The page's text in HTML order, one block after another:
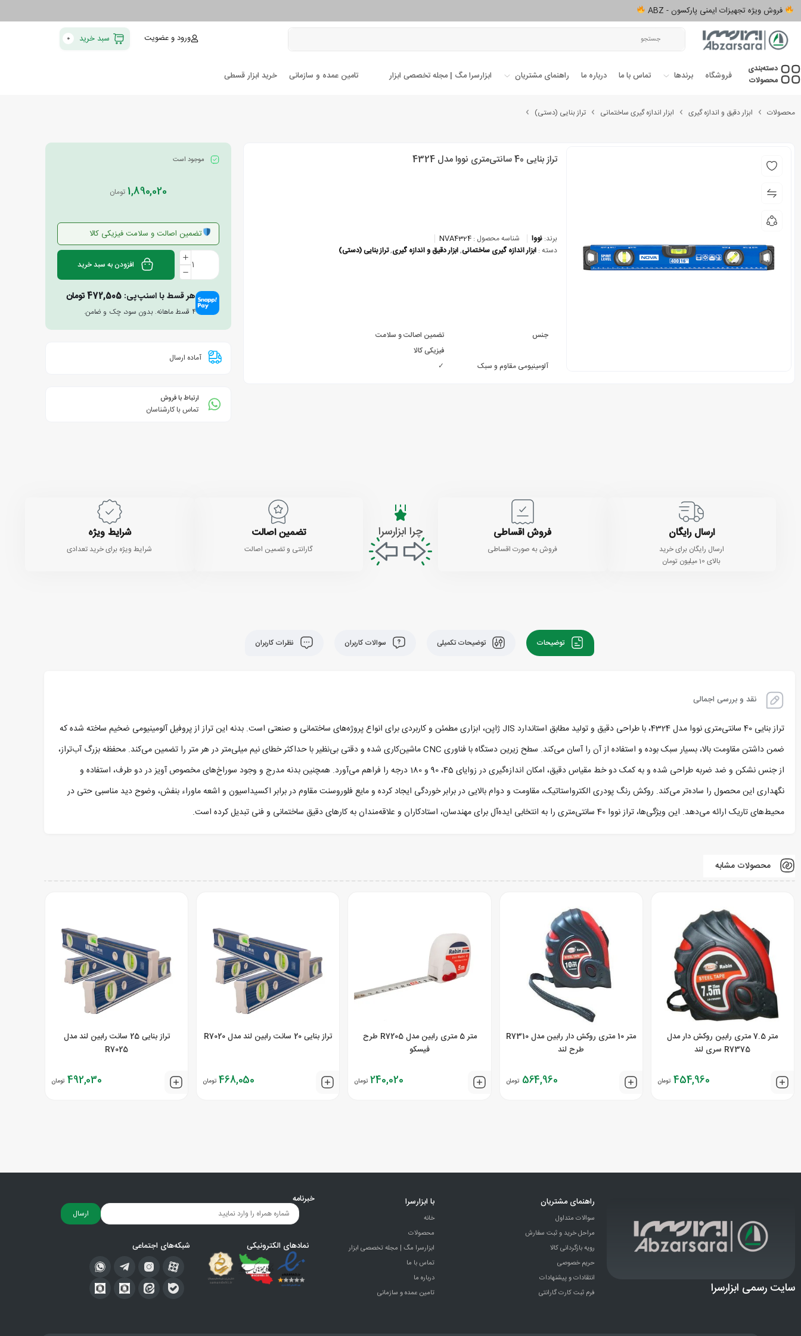
فروش ویژه تجهیزات ایمنی پارکسون - ABZ
ورود و عضویت سبد خرید 0
دسته‌بندی‌
محصولات
فروشگاه برندها تماس با ما درباره ما راهنمای مشتریان ابزارسرا مگ | مجله تخصصی ابزار تامین عمده و سازمانی خرید ابزار قسطی
محصولات ابزار دقیق و اندازه گیری ابزار اندازه گیری ساختمانی تراز بنایی (دستی)
تراز بنایی 40 سانتی‌متری نووا مدل 4324
برند: نووا شناسه محصول : NVA4324
دسته : ابزار اندازه گیری ساختمانی,ابزار دقیق و اندازه گیری,تراز بنایی (دستی)
جنس
آلومینیومی مقاوم و سبک
تضمین اصالت و سلامت
فیزیکی کالا
✓
موجود است
1,890,020 تومان
تضمین اصالت و سلامت فیزیکی کالا
افزودن به سبد خرید
هر قسط با اسنپ‌پی: 472,505تومان
۴ قسط ماهانه. بدون سود، چک و ضامن.
آماده ارسال
ارتباط با فروش
تماس با کارشناسان
ارسال رایگان
ارسال رایگان برای خرید
بالای 10 میلیون تومان
فروش اقساطی
فروش به صورت اقساطی
چرا ابزارسرا تضمین اصالت
گارانتی و تضمین اصالت
شرایط ویژه
شرایط ویژه برای خرید تعدادی
توضیحات توضیحات تکمیلی سوالات کاربران نظرات کاربران
نقد و بررسی اجمالی
تراز بنایی 40 سانتی‌متری نووا مدل 4324، با طراحی دقیق و تولید مطابق استاندارد JIS ژاپن، ابزاری مطمئن و کاربردی برای انواع پروژه‌های ساختمانی و صنعتی است. بدنه این تراز از پروفیل آلومینیومی ضخیم ساخته شده که
ضمن داشتن مقاومت بالا، بسیار سبک بوده و استفاده از آن را آسان می‌کند. سطح زیرین دستگاه با فناوری CNC ماشین‌کاری شده و دقتی بی‌نظیر با حداکثر خطای نیم میلی‌متر در هر متر را تضمین می‌کند. محفظه بزرگ آب‌تراز،
از جنس نشکن و ضد ضربه طراحی شده و به کمک دو خط مقیاس دقیق، امکان اندازه‌گیری در زوایای 45، 90 و 180 درجه را فراهم می‌آورد. همچنین بدنه مدرج و وجود سوراخ‌های مخصوص آویز در دو طرف، استفاده و
نگهداری این محصول را ساده‌تر می‌کند. روکش رنگ پودری الکترواستاتیک، مقاومت و دوام بالایی در برابر خوردگی ایجاد کرده و مایع فلوروسنت مقاوم در برابر اکسیداسیون و اشعه ماوراء بنفش، وضوح دید مناسبی حتی در
محیط‌های تاریک ارائه می‌دهد. این ویژگی‌ها، تراز نووا 40 سانتی‌متری را به انتخابی ایده‌آل برای مهندسان، استادکاران و علاقه‌مندان به کارهای دقیق ساختمانی و فنی تبدیل کرده است.
محصولات مشابه
متر 7.5 متری رابین روکش دار مدل
R7375 سری لند
454,960 تومان
متر 10 متری روکش دار رابین مدل R7310
طرح لند
564,960 تومان
متر 5 متری رابین مدل R7205 طرح
فیسکو
240,020 تومان
تراز بنایی 20 سانت رابین لند مدل R7020
468,050 تومان
تراز بنایی 25 سانت رابین لند مدل
R7025
492,030 تومان
سایت رسمی ابزارسرا
راهنمای مشتریان
سوالات متداول
مراحل خرید و ثبت سفارش
رویه بازگردانی کالا
حریم خصوصی
انتقادات و پيشنهادات
فرم ثبت کارت گارانتی
با ابزارسرا
خانه
محصولات
ابزارسرا مگ | مجله تخصصی ابزار
تماس با ما
درباره ما
تامین عمده و سازمانی
خبرنامه
ارسال
نمادهای الکترونیکی شبکه‌های اجتماعی